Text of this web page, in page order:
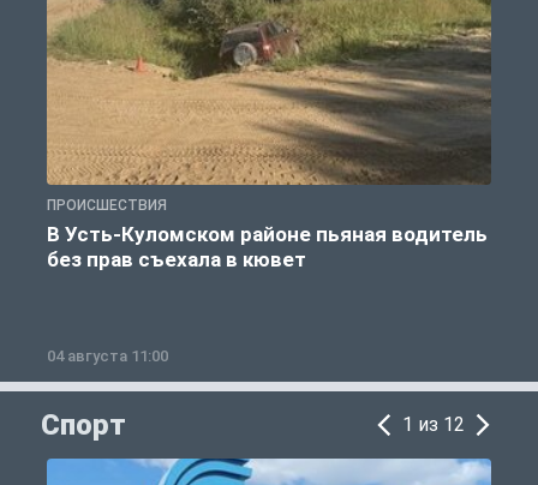
ПРОИСШЕСТВИЯ
В Усть-Куломском районе пьяная водитель
без прав съехала в кювет
04 августа 11:00
Спорт 1 из 12